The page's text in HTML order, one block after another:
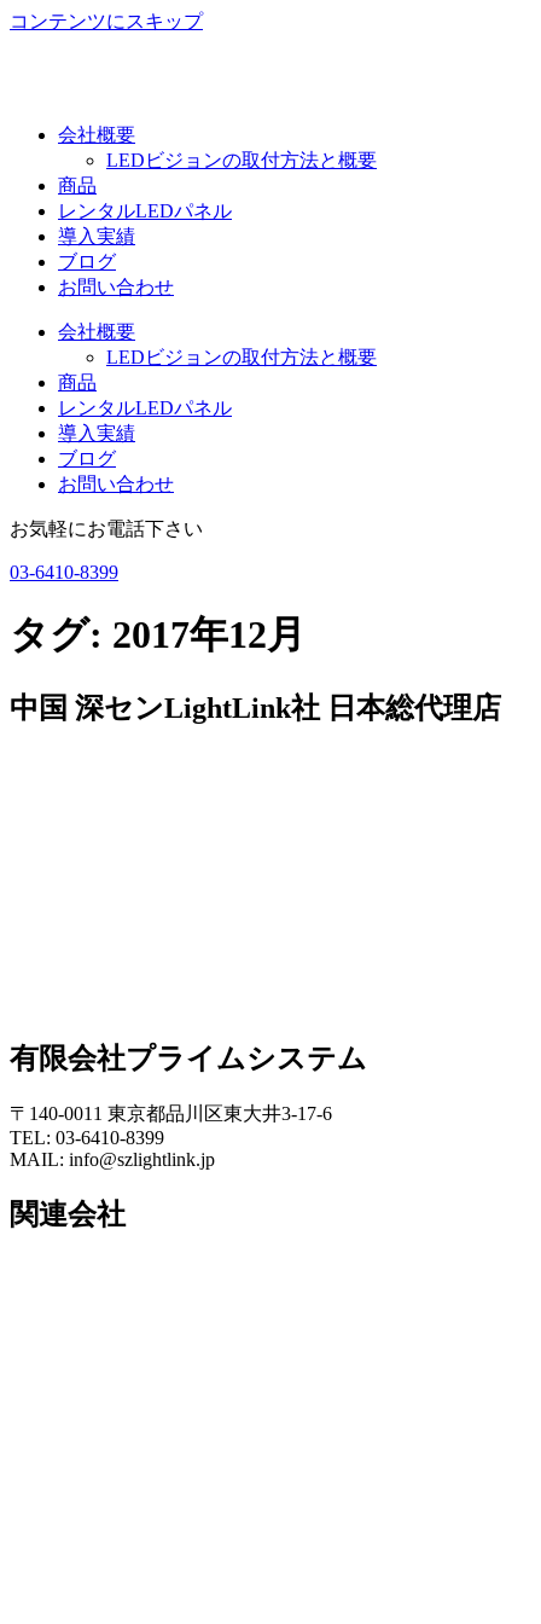
コンテンツにスキップ
会社概要
LEDビジョンの取付方法と概要
商品
レンタルLEDパネル
導入実績
ブログ
お問い合わせ
会社概要
LEDビジョンの取付方法と概要
商品
レンタルLEDパネル
導入実績
ブログ
お問い合わせ
お気軽にお電話下さい
03-6410-8399
タグ: 2017年12月
中国 深センLightLink社 日本総代理店
有限会社プライムシステム
〒140-0011 東京都品川区東大井3-17-6
TEL: 03-6410-8399
MAIL: info@szlightlink.jp
関連会社